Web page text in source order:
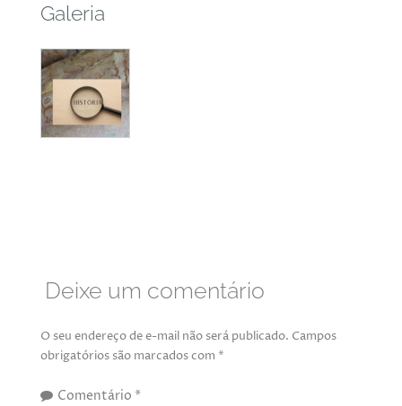
Galeria
Deixe um comentário
O seu endereço de e-mail não será publicado. Campos
obrigatórios são marcados com *
Comentário *